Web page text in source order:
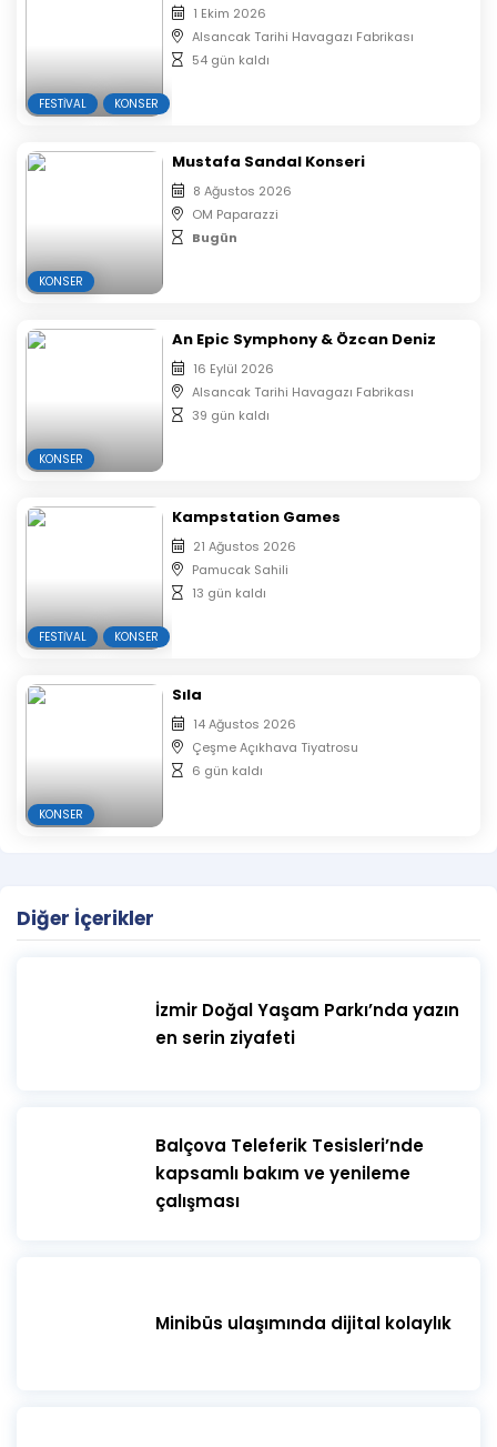
FESTIVAL KONSER
1 Ekim 2026
Alsancak Tarihi Havagazı Fabrikası
54 gün kaldı
KONSER
Mustafa Sandal Konseri
8 Ağustos 2026
OM Paparazzi
Bugün
KONSER
An Epic Symphony & Özcan Deniz
16 Eylül 2026
Alsancak Tarihi Havagazı Fabrikası
39 gün kaldı
FESTIVAL KONSER
Kampstation Games
21 Ağustos 2026
Pamucak Sahili
13 gün kaldı
KONSER
Sıla
14 Ağustos 2026
Çeşme Açıkhava Tiyatrosu
6 gün kaldı
Diğer İçerikler
İzmir Doğal Yaşam Parkı’nda yazın
en serin ziyafeti
​Balçova Teleferik Tesisleri’nde
kapsamlı bakım ve yenileme
çalışması
Minibüs ulaşımında dijital kolaylık